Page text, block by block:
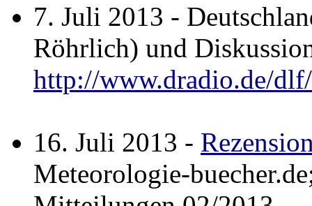
7. Juli 2013 -
Röhrlich) und
http://www.dradio.de/
16. Juli 2013 -
Meteorologie-